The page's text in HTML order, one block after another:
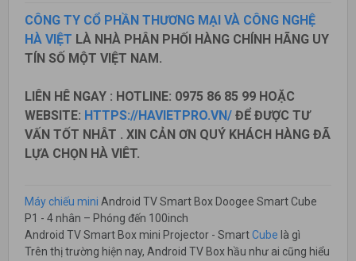
CÔNG TY CỔ PHẦN THƯƠNG MẠI VÀ CÔNG NGHỆ
HÀ VIỆT LÀ NHÀ PHÂN PHỐI HÀNG CHÍNH HÃNG UY
TÍN SỐ MỘT VIỆT NAM.
LIÊN HÊ NGAY : HOTLINE: 0975 86 85 99 HOẶC
WEBSITE: HTTPS://HAVIETPRO.VN/ ĐỂ ĐƯỢC TƯ
VẤN TỐT NHÂT . XIN CẢN ƠN QUÝ KHÁCH HÀNG ĐÃ
LỰA CHỌN HÀ VIÊT.
Máy chiếu mini Android TV Smart Box Doogee Smart Cube
P1 - 4 nhân – Phóng đến 100inch
Android TV Smart Box mini Projector - SmartCube là gì
Trên thị trường hiện nay, Android TV Box hầu như ai cũng hiểu